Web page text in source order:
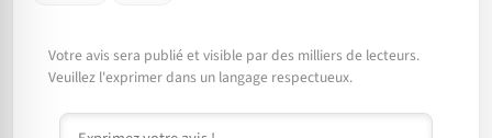
Votre avis sera publié et visible par des milliers de lecteurs.
Veuillez l'exprimer dans un langage respectueux.
Commentaire